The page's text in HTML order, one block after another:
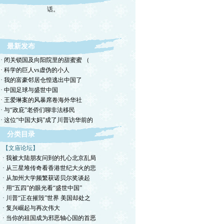
话。
最新发布
· 闭关锁国及向阳院里的甜蜜蜜 （
· 科学的巨人vs虚伪的小人
· 我的富豪邻居仓惶逃出中国了
· 中国足球与盛世中国
· 王爱琳案的风暴席卷海外华社
· 与“政庇”老侨们聊非法移民
· 这位“中国大妈”成了川普访华前的
分类目录
【文庙论坛】
· 我被大陆朋友问到的扎心北京乱局
· 从三星堆传奇看香港世纪大火的悲
· 从加州大学频繁获诺贝尔奖谈起
· 用“五四”的眼光看“盛世中国”
· 川普“正在摧毁”世界 美国却处之
· 复兴崛起与再次伟大
· 当你的祖国成为邪恶轴心国的首恶